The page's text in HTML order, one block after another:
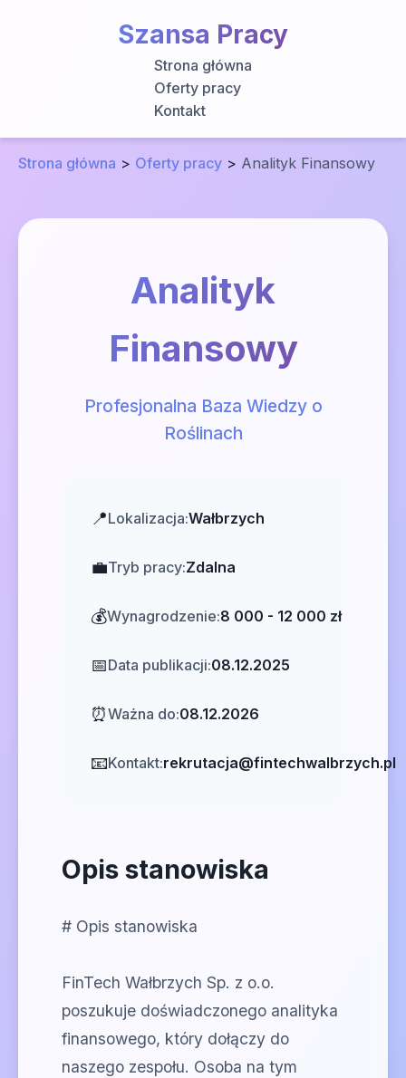
Szansa Pracy
Strona główna
Oferty pracy
Kontakt
Strona główna > Oferty pracy > Analityk Finansowy
Analityk
Finansowy
Profesjonalna Baza Wiedzy o
Roślinach
📍Lokalizacja:Wałbrzych
💼Tryb pracy:Zdalna
💰Wynagrodzenie:8 000 - 12 000 zł
📅Data publikacji:08.12.2025
⏰Ważna do:08.12.2026
📧Kontakt:rekrutacja@fintechwalbrzych.pl
Opis stanowiska
# Opis stanowiska
FinTech Wałbrzych Sp. z o.o.
poszukuje doświadczonego analityka
finansowego, który dołączy do
naszego zespołu. Osoba na tym